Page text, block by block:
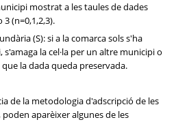
mostrat a les taules de dades
3 (n=0,1,2,3).
(S): si a la comarca sols s'ha
la cel·la per un altre municipi o
la dada queda preservada.
de la metodologia d'adscripció de les
aparèixer algunes de les